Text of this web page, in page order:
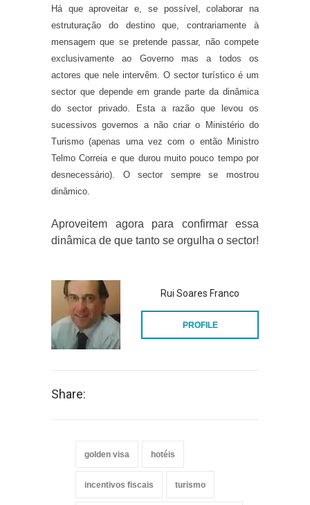
Há que aproveitar e, se possível, colaborar na
estruturação do destino que, contrariamente à
mensagem que se pretende passar, não compete
exclusivamente ao Governo mas a todos os
actores que nele intervêm. O sector turístico é um
sector que depende em grande parte da dinâmica
do sector privado. Esta a razão que levou os
sucessivos governos a não criar o Ministério do
Turismo (apenas uma vez com o então Ministro
Telmo Correia e que durou muito pouco tempo por
desnecessário). O sector sempre se mostrou
dinâmico.
Aproveitem agora para confirmar essa
dinâmica de que tanto se orgulha o sector!
Rui Soares Franco
PROFILE
Share:
golden visa hotéis
incentivos fiscais turismo